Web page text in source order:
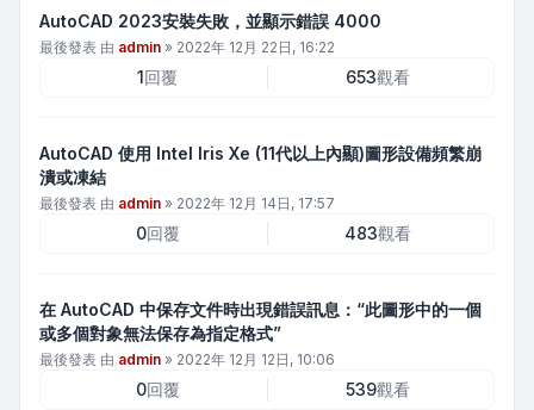
AutoCAD 2023安裝失敗，並顯示錯誤 4000
最後發表 由 admin » 2022年 12月 22日, 16:22
1回覆 653觀看
AutoCAD 使用 Intel Iris Xe (11代以上內顯)圖形設備頻繁崩
潰或凍結
最後發表 由 admin » 2022年 12月 14日, 17:57
0回覆 483觀看
在 AutoCAD 中保存文件時出現錯誤訊息：“此圖形中的一個
或多個對象無法保存為指定格式”
最後發表 由 admin » 2022年 12月 12日, 10:06
0回覆 539觀看